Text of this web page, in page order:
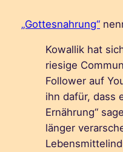
„Gottesnahrung“
Kowallik hat
riesige
Follower auf
ihn dafür, dass
Ernährung“
länger